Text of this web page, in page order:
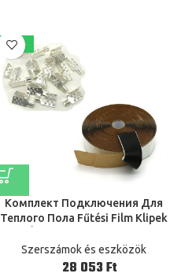
-22%
Комплект Подключения Для
Теплого Пола Fűtési Film Klipek
Szerszámok és eszközök
Ft